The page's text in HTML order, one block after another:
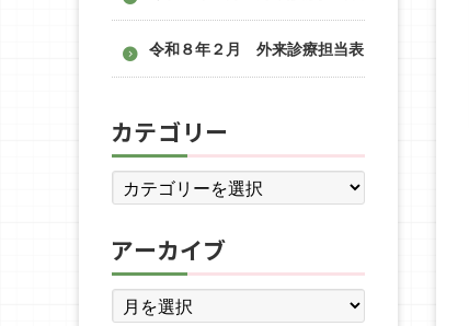
令和８年２月 外来診療担当表
カテゴリー
アーカイブ